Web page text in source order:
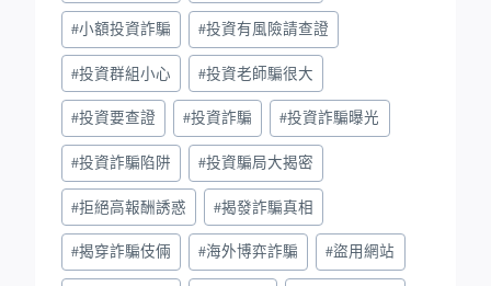
#小額投資詐騙 #投資有風險請查證
#投資群組小心 #投資老師騙很大
#投資要查證 #投資詐騙 #投資詐騙曝光
#投資詐騙陷阱 #投資騙局大揭密
#拒絕高報酬誘惑 #揭發詐騙真相
#揭穿詐騙伎倆 #海外博弈詐騙 #盜用網站